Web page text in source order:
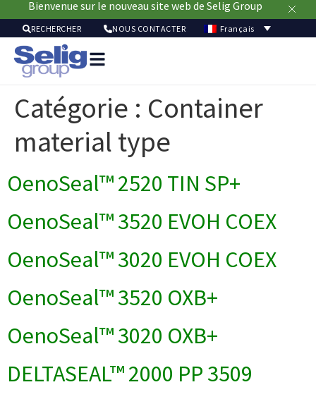
Bienvenue sur le nouveau site web de Selig Group
RECHERCHER NOUS CONTACTER Français
Catégorie : Container
material type
OenoSeal™ 2520 TIN SP+
OenoSeal™ 3520 EVOH COEX
OenoSeal™ 3020 EVOH COEX
OenoSeal™ 3520 OXB+
OenoSeal™ 3020 OXB+
DELTASEAL™ 2000 PP 3509